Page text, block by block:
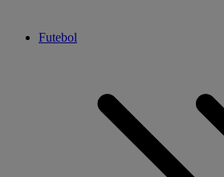
Futebol